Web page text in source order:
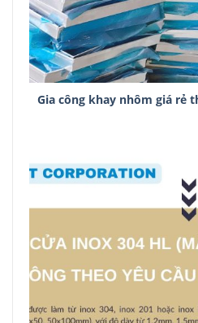
Gia công khay nhôm giá rẻ